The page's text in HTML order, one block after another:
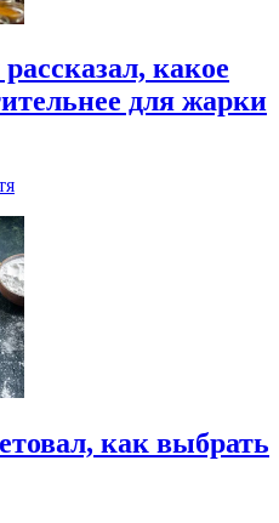
какое
для жарки
как выбрать